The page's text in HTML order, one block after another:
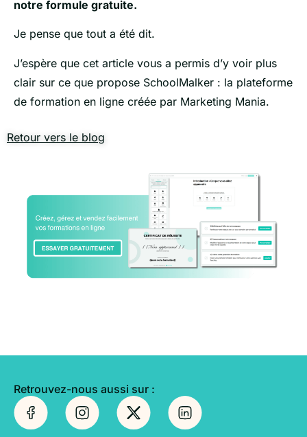
notre formule gratuite.
Je pense que tout a été dit.
J’espère que cet article vous a permis d’y voir plus
clair sur ce que propose SchoolMalker : la plateforme
de formation en ligne créée par Marketing Mania.
Retour vers le blog
Retrouvez-nous aussi sur :